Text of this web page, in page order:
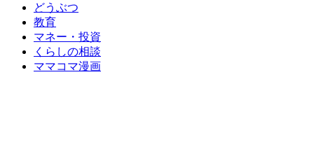
どうぶつ
教育
マネー・投資
くらしの相談
ママコマ漫画